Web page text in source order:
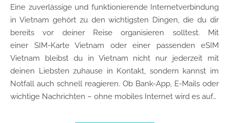
Eine zuverlässige und funktionierende Internetverbindung
in Vietnam gehört zu den wichtigsten Dingen, die du dir
bereits vor deiner Reise organisieren solltest. Mit
einer SIM-Karte Vietnam oder einer passenden eSIM
Vietnam bleibst du in Vietnam nicht nur jederzeit mit
deinen Liebsten zuhause in Kontakt, sondern kannst im
Notfall auch schnell reagieren. Ob Bank-App, E-Mails oder
wichtige Nachrichten – ohne mobiles Internet wird es auf…